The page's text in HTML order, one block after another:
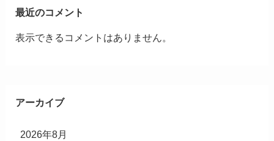
最近のコメント
表示できるコメントはありません。
アーカイブ
2026年8月